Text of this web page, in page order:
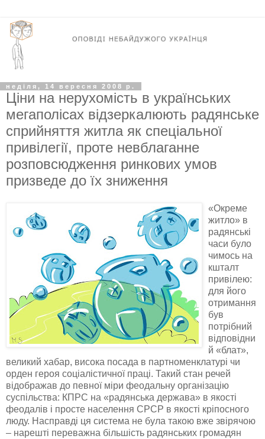
неділя, 14 вересня 2008 р.
Ціни на нерухомість в українських
мегаполісах відзеркалюють радянське
сприйняття житла як спеціальної
привілегії, проте невблаганне
розповсюдження ринкових умов
призведе до їх зниження
«Окреме
житло» в
радянські
часи було
чимось на
кшталт
привілею:
для його
отримання
був
потрібний
відповідни
й «блат»,
великий хабар, висока посада в партноменклатурі чи
орден героя соціалістичної праці. Такий стан речей
відображав до певної міри феодальну організацію
суспільства: КПРС на «радянська держава» в якості
феодалів і просте населення СРСР в якості кріпосного
люду. Насправді ця система не була такою вже звірячою
– нарешті переважна більшість радянських громадян